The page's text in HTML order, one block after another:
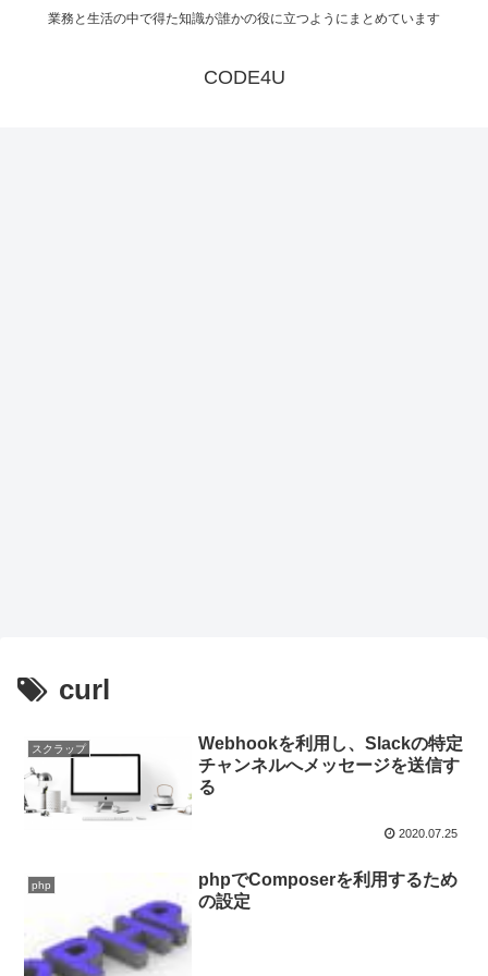
業務と生活の中で得た知識が誰かの役に立つようにまとめています
CODE4U
curl
スクラップ
Webhookを利用し、Slackの特定
チャンネルへメッセージを送信す
る
2020.07.25
php
phpでComposerを利用するため
の設定